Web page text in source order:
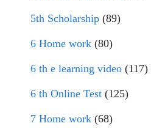
5th Scholarship (89)
6 Home work (80)
6 th e learning video (117)
6 th Online Test (125)
7 Home work (68)